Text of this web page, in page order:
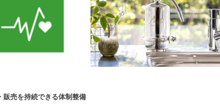
販売を持続できる体制整備